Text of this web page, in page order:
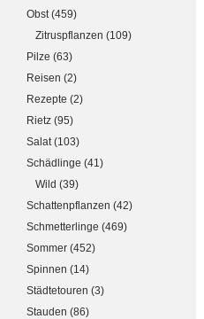
Obst(459)
Zitruspflanzen (109)
Pilze (63)
Reisen (2)
Rezepte (2)
Rietz (95)
Salat(103)
Schädlinge (41)
Wild (39)
Schattenpflanzen (42)
Schmetterlinge (469)
Sommer (452)
Spinnen (14)
Städtetouren (3)
Stauden (86)